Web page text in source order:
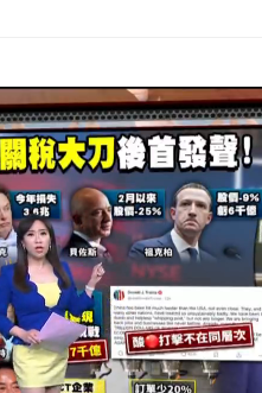
父親節限定！ 「
白海豚海警！ 雨